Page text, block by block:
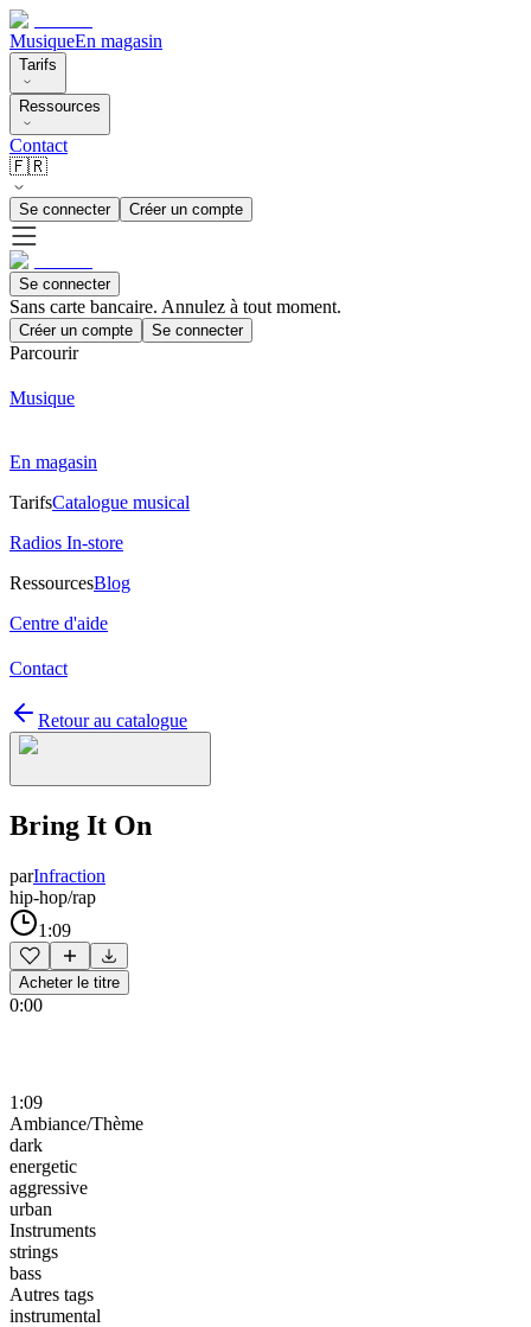
MusiqueEn magasin
Tarifs
Ressources
Contact
🇫🇷
Se connecter Créer un compte
Se connecter
Sans carte bancaire. Annulez à tout moment.
Créer un compte Se connecter
Parcourir
Musique
En magasin
TarifsCatalogue musical
Radios In-store
RessourcesBlog
Centre d'aide
Contact
Retour au catalogue
Bring It On
parInfraction
hip-hop/rap
1:09
Acheter le titre
0:00
1:09
Ambiance/Thème
dark
energetic
aggressive
urban
Instruments
strings
bass
Autres tags
instrumental